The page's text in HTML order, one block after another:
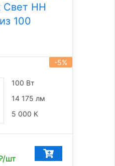
Свет НН
100
-5%
100 Вт
14 175 лм
5 000 К
шт